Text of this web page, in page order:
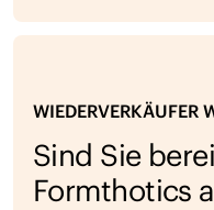
WIEDERVERKÄUFER
Sind Sie
Formthotics